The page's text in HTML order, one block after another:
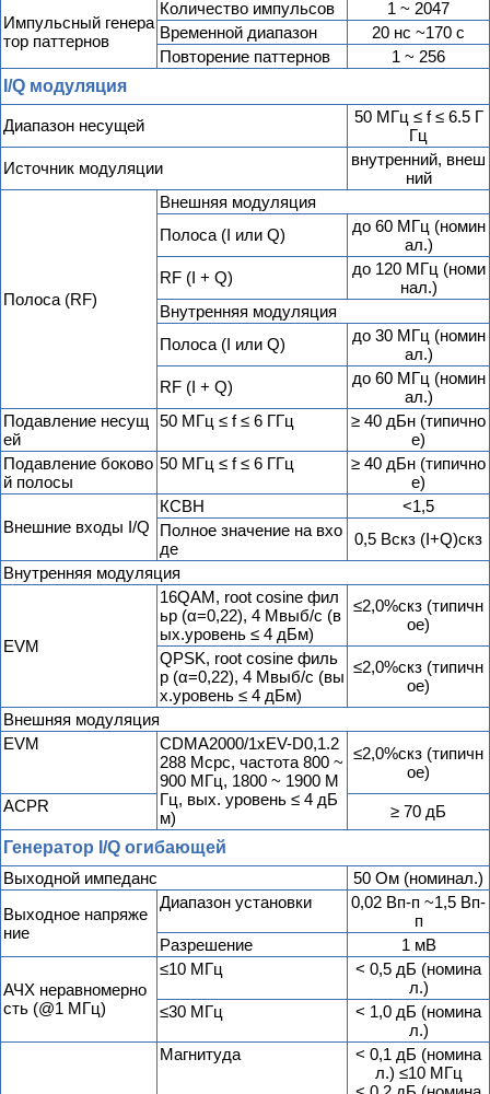
Импульсный генера
тор паттернов
Количество импульсов
1 ~ 2047
Временной диапазон
20 нс ~170 с
Повторение паттернов
1 ~ 256
I/Q модуляция
Диапазон несущей
50 МГц ≤ f ≤ 6.5 Г
Гц
Источник модуляции
внутренний, внеш
ний
Полоса (RF)
Внешняя модуляция
Полоса (I или Q)
до 60 МГц (номин
ал.)
RF (I + Q)
до 120 МГц (номи
нал.)
Внутренняя модуляция
Полоса (I или Q)
до 30 МГц (номин
ал.)
RF (I + Q)
до 60 МГц (номин
ал.)
Подавление несущ
ей
50 МГц ≤ f ≤ 6 ГГц
≥ 40 дБн (типично
е)
Подавление боково
й полосы
50 МГц ≤ f ≤ 6 ГГц
≥ 40 дБн (типично
е)
Внешние входы I/Q
КСВН
<1,5
Полное значение на вхо
де
0,5 Вскз (I+Q)скз
Внутренняя модуляция
EVM
16QAM, root cosine фил
ьр (α=0,22), 4 Мвыб/с (в
ых.уровень ≤ 4 дБм)
≤2,0%скз (типичн
ое)
QPSK, root cosine филь
р (α=0,22), 4 Мвыб/с (вы
х.уровень ≤ 4 дБм)
≤2,0%скз (типичн
ое)
Внешняя модуляция
EVM
CDMA2000/1xEV-D0,1.2
288 Mcpc, частота 800 ~
900 МГц, 1800 ~ 1900 М
Гц, вых. уровень ≤ 4 дБ
м)
≤2,0%скз (типичн
ое)
ACPR
≥ 70 дБ
Генератор I/Q огибающей
Выходной импеданс
50 Ом (номинал.)
Выходное напряже
ние
Диапазон установки
0,02 Вп-п ~1,5 Вп-
п
Разрешение
1 мВ
АЧХ неравномерно
сть (@1 МГц)
≤10 МГц
< 0,5 дБ (номина
л.)
≤30 МГц
< 1,0 дБ (номина
л.)
Магнитуда
< 0,1 дБ (номина
л.) ≤10 МГц